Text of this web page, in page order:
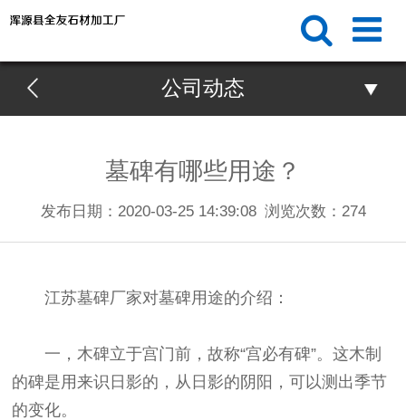
公司动态
墓碑有哪些用途？
发布日期：2020-03-25 14:39:08 浏览次数： 274
江苏墓碑厂家对墓碑用途的介绍：
一，木碑立于宫门前，故称“宫必有碑”。这木制
的碑是用来识日影的，从日影的阴阳，可以测出季节
的变化。